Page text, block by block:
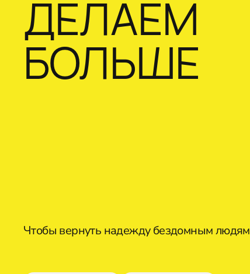
ДЕЛАЕМ
БОЛЬШЕ
Чтобы вернуть надежду бездомным людям